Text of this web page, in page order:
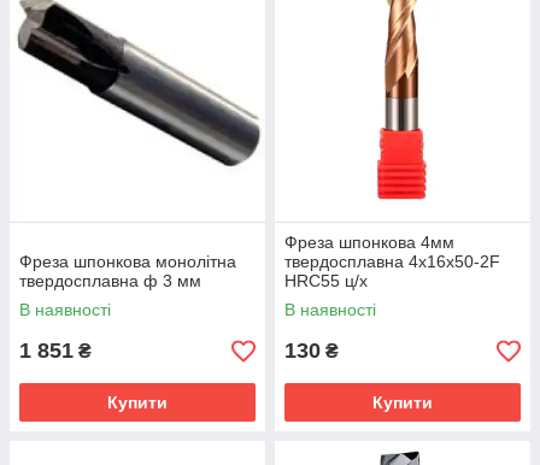
Фреза шпонкова монолітна
твердосплавна ф 3 мм
В наявності
1 851 ₴
Купити
Фреза шпонкова 4мм
твердосплавна 4х16х50-2F
HRC55 ц/х
В наявності
130 ₴
Купити